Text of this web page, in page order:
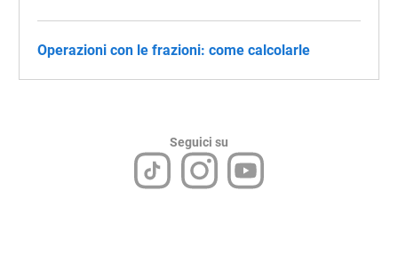
Operazioni con le frazioni: come calcolarle
Seguici su